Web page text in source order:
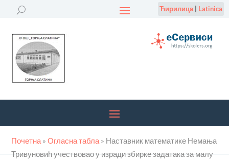
Ћирилица| Latinica
Почетна »Огласна табла » Наставник математике Немања
Тривуновић учествовао у изради збирке задатака за малу